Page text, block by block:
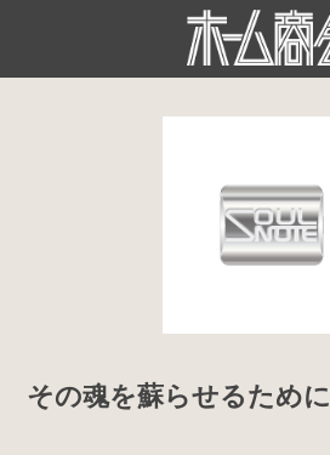
その魂を蘇らせるために